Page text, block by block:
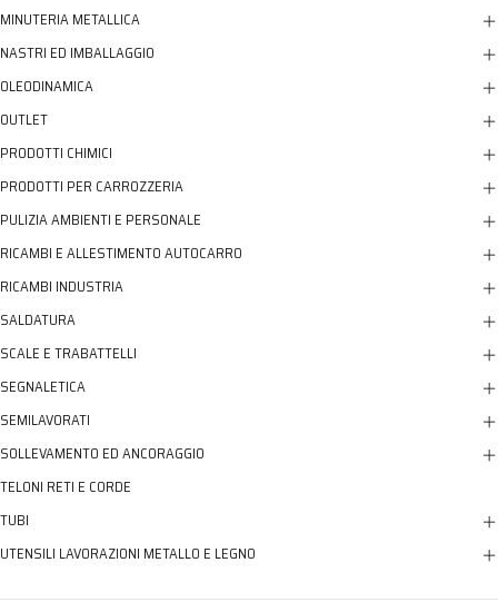
MINUTERIA METALLICA
NASTRI ED IMBALLAGGIO
OLEODINAMICA
OUTLET
PRODOTTI CHIMICI
PRODOTTI PER CARROZZERIA
PULIZIA AMBIENTI E PERSONALE
RICAMBI E ALLESTIMENTO AUTOCARRO
RICAMBI INDUSTRIA
SALDATURA
SCALE E TRABATTELLI
SEGNALETICA
SEMILAVORATI
SOLLEVAMENTO ED ANCORAGGIO
TELONI RETI E CORDE
TUBI
UTENSILI LAVORAZIONI METALLO E LEGNO